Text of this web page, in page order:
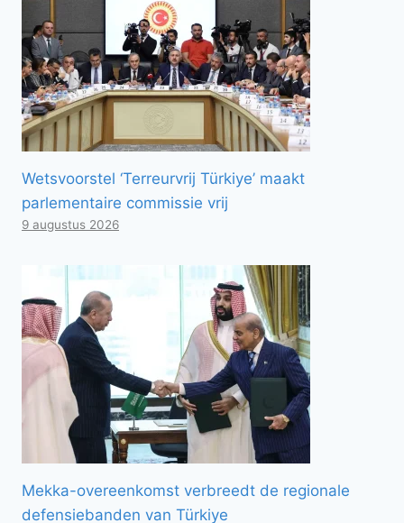
Wetsvoorstel ‘Terreurvrij Türkiye’ maakt
parlementaire commissie vrij
9 augustus 2026
Mekka-overeenkomst verbreedt de regionale
defensiebanden van Türkiye